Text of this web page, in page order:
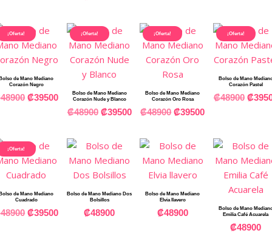
¡Oferta!
de Mano Mediano
Corazón Negro
48900 ₡39500
¡Oferta!
Bolso de Mano Mediano
Corazón Nude y Blanco
₡48900 ₡39500
¡Oferta!
Bolso de Mano Mediano
Corazón Oro Rosa
₡48900 ₡39500
¡Oferta!
Bolso de Mano
Corazón Pastel
₡48900 ₡
¡Oferta!
de Mano Mediano
Cuadrado
48900 ₡39500
Bolso de Mano Mediano Dos
Bolsillos
₡48900
Bolso de Mano Mediano
Elvia llavero
₡48900
Bolso de Mano
Emilia Café Acuarela
₡48900